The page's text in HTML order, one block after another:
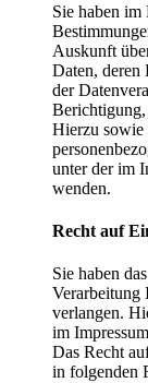
Sie haben im
Auskunft
Daten,
der
Berichtigung,
Hierzu sowie
unter der im
wenden.
Recht auf
Sie haben
Verarbeitung
verlangen.
im
Das Recht
in folgenden